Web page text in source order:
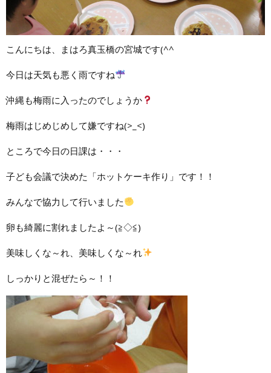
こんにちは、まはろ真玉橋の宮城です(^^ゞ
今日は天気も悪く雨ですね
沖縄も梅雨に入ったのでしょうか
梅雨はじめじめして嫌ですね(>_<)
ところで今日の日課は・・・
子ども会議で決めた「ホットケーキ作り」です！！
みんなで協力して行いました
卵も綺麗に割れましたよ～(≧◇≦)
美味しくな～れ、美味しくな～れ
しっかりと混ぜたら～！！